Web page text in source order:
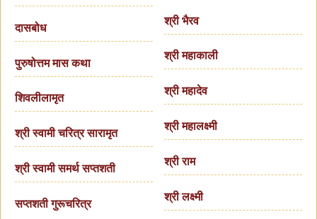
दासबोध
पुरुषोत्तम मास कथा
शिवलीलामृत
श्री स्वामी चरित्र सारामृत
श्री स्वामी समर्थ सप्तशती
सप्तशती गुरूचरित्र
श्री भैरव
श्री महाकाली
श्री महादेव
श्री महालक्ष्मी
श्री राम
श्री लक्ष्मी